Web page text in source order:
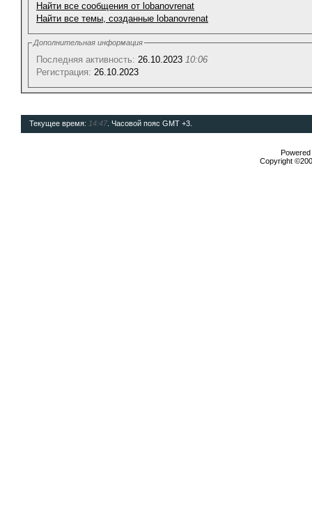
Найти все сообщения от lobanovrenat
Найти все темы, созданные lobanovrenat
Дополнительная информация
Последняя активность: 26.10.2023 10:06
Регистрация: 26.10.2023
Текущее время: 14:47. Часовой пояс GMT +3.
Copyright